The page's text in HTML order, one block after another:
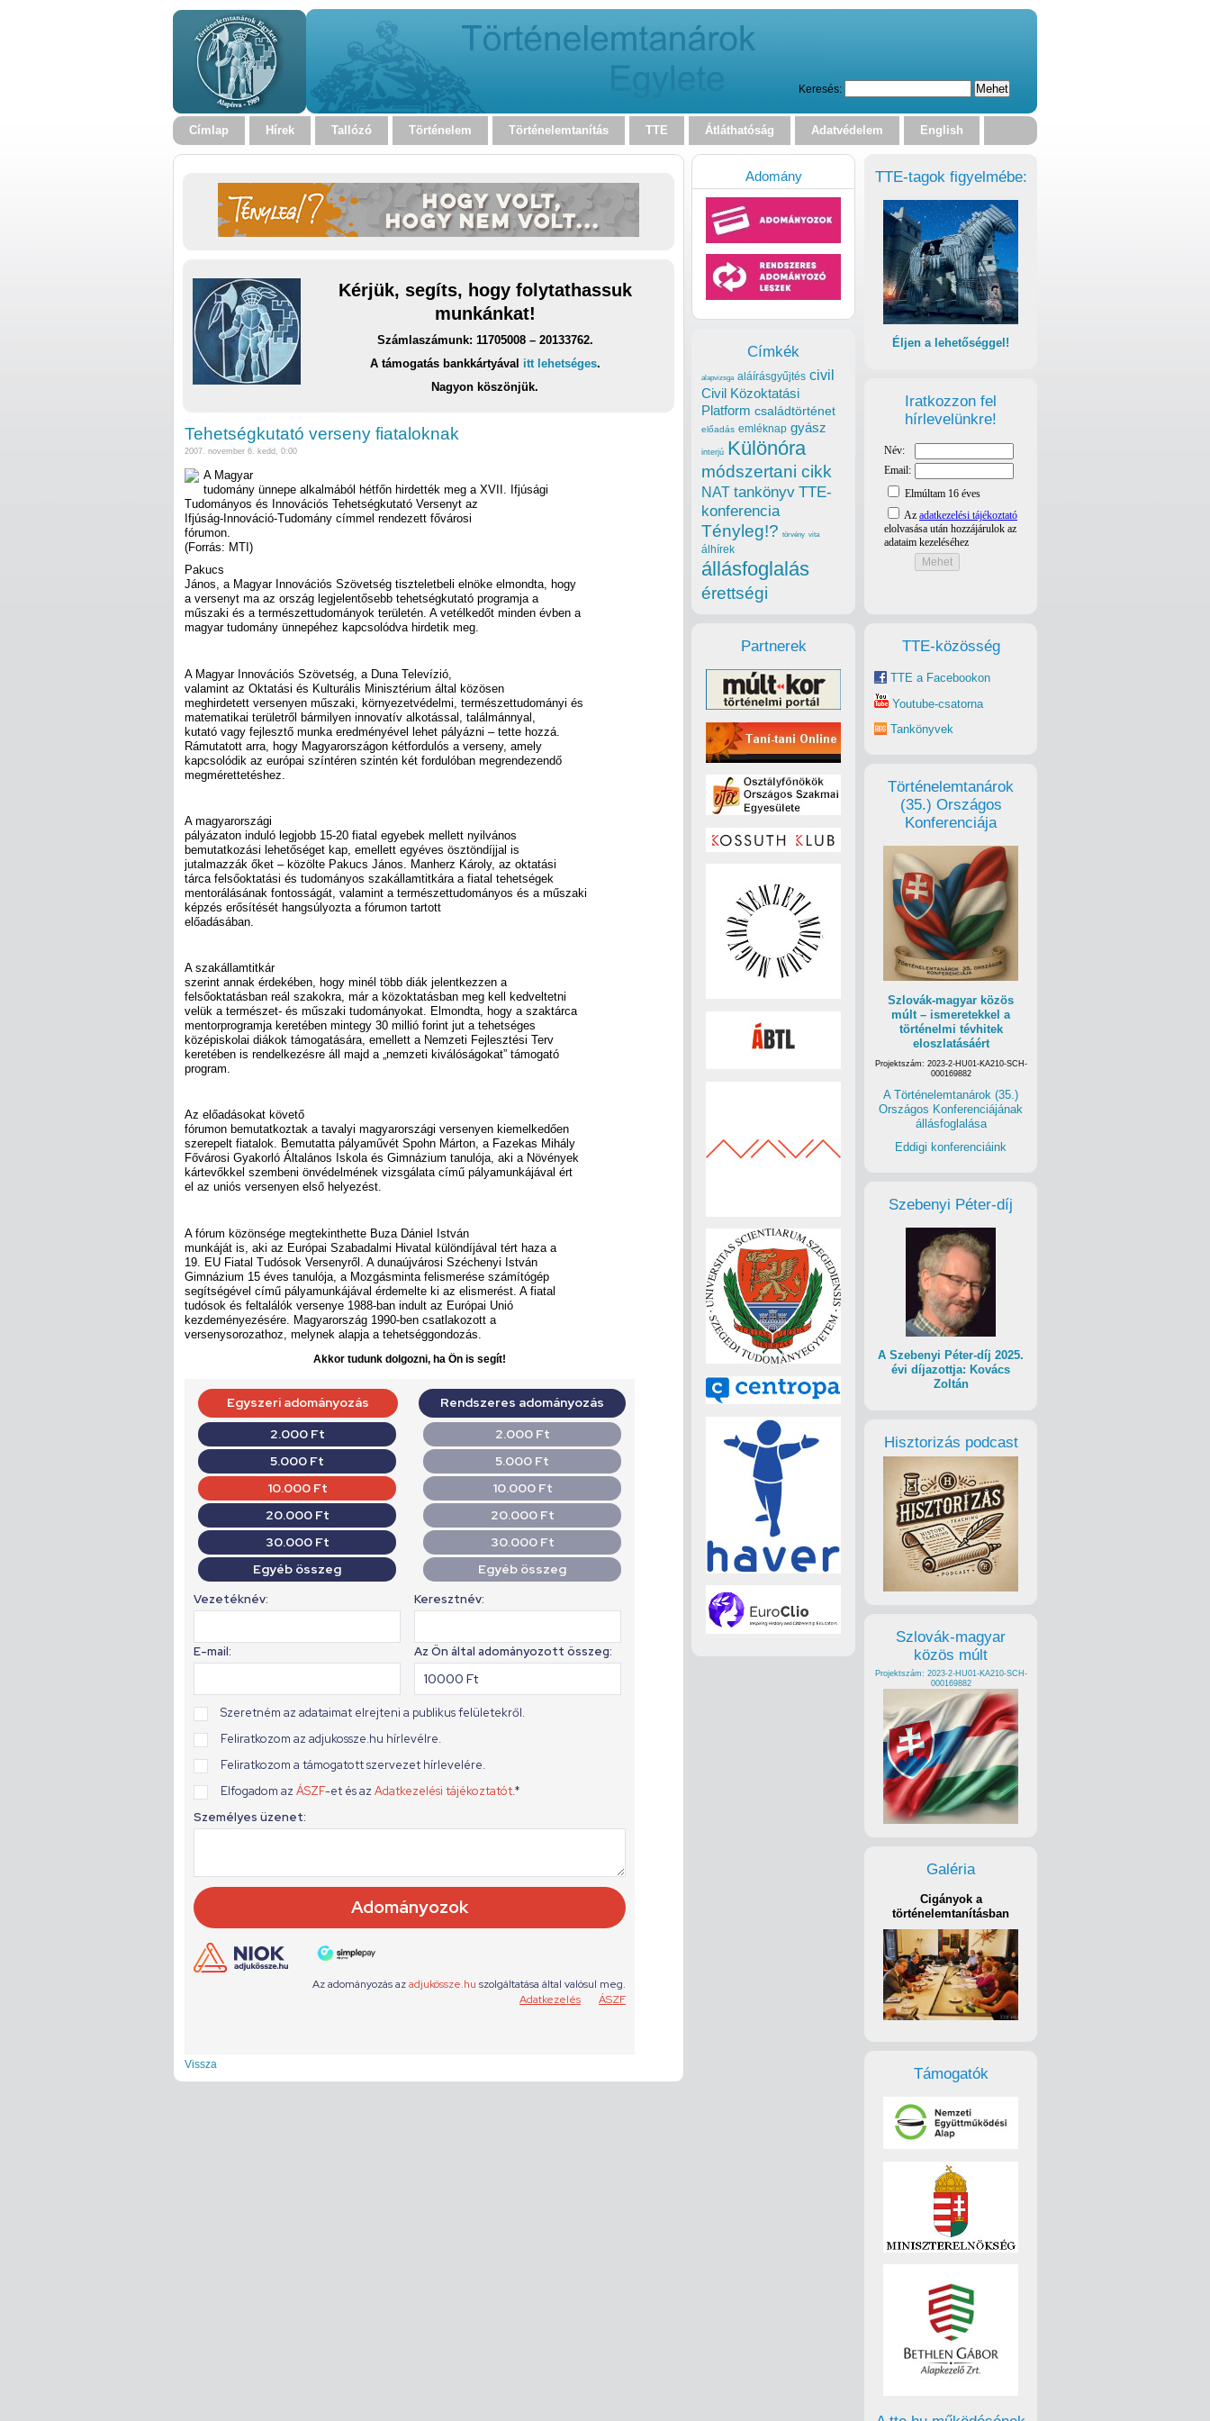
Keresés:
Címlap Hírek Tallózó Történelem Történelemtanítás TTE Átláthatóság Adatvédelem English
Kérjük, segíts, hogy folytathassuk
munkánkat!
Számlaszámunk: 11705008 – 20133762.
A támogatás bankkártyával itt lehetséges.
Nagyon köszönjük.
Tehetségkutató verseny fiataloknak
2007. november 6. kedd, 0:00
A Magyar
tudomány ünnepe alkalmából hétfőn hirdették meg a XVII. Ifjúsági
Tudományos és Innovációs Tehetségkutató Versenyt az
Ifjúság-Innováció-Tudomány címmel rendezett fővárosi
fórumon.
(Forrás: MTI)
Pakucs
János, a Magyar Innovációs Szövetség tiszteletbeli elnöke elmondta, hogy
a versenyt ma az ország legjelentősebb tehetségkutató programja a
műszaki és a természettudományok területén. A vetélkedőt minden évben a
magyar tudomány ünnepéhez kapcsolódva hirdetik meg.
A Magyar Innovációs Szövetség, a Duna Televízió,
valamint az Oktatási és Kulturális Minisztérium által közösen
meghirdetett versenyen műszaki, környezetvédelmi, természettudományi és
matematikai területről bármilyen innovatív alkotással, találmánnyal,
kutató vagy fejlesztő munka eredményével lehet pályázni – tette hozzá.
Rámutatott arra, hogy Magyarországon kétfordulós a verseny, amely
kapcsolódik az európai színtéren szintén két fordulóban megrendezendő
megmérettetéshez.
A magyarországi
pályázaton induló legjobb 15-20 fiatal egyebek mellett nyilvános
bemutatkozási lehetőséget kap, emellett egyéves ösztöndíjjal is
jutalmazzák őket – közölte Pakucs János. Manherz Károly, az oktatási
tárca felsőoktatási és tudományos szakállamtitkára a fiatal tehetségek
mentorálásának fontosságát, valamint a természettudományos és a műszaki
képzés erősítését hangsúlyozta a fórumon tartott
előadásában.
A szakállamtitkár
szerint annak érdekében, hogy minél több diák jelentkezzen a
felsőoktatásban reál szakokra, már a közoktatásban meg kell kedveltetni
velük a természet- és műszaki tudományokat. Elmondta, hogy a szaktárca
mentorprogramja keretében mintegy 30 millió forint jut a tehetséges
középiskolai diákok támogatására, emellett a Nemzeti Fejlesztési Terv
keretében is rendelkezésre áll majd a „nemzeti kiválóságokat” támogató
program.
Az előadásokat követő
fórumon bemutatkoztak a tavalyi magyarországi versenyen kiemelkedően
szerepelt fiatalok. Bemutatta pályaművét Spohn Márton, a Fazekas Mihály
Fővárosi Gyakorló Általános Iskola és Gimnázium tanulója, aki a Növények
kártevőkkel szembeni önvédelmének vizsgálata című pályamunkájával ért
el az uniós versenyen első helyezést.
A fórum közönsége megtekinthette Buza Dániel István
munkáját is, aki az Európai Szabadalmi Hivatal különdíjával tért haza a
19. EU Fiatal Tudósok Versenyről. A dunaújvárosi Széchenyi István
Gimnázium 15 éves tanulója, a Mozgásminta felismerése számítógép
segítségével című pályamunkájával érdemelte ki az elismerést. A fiatal
tudósok és feltalálók versenye 1988-ban indult az Európai Unió
kezdeményezésére. Magyarország 1990-ben csatlakozott a
versenysorozathoz, melynek alapja a tehetséggondozás.
Akkor tudunk dolgozni, ha Ön is segít!
Vissza
TTE-tagok figyelmébe:
Éljen a lehetőséggel!
Iratkozzon fel
hírlevelünkre!
TTE-közösség
TTE a Facebookon
Youtube-csatorna
Tankönyvek
Történelemtanárok
(35.) Országos
Konferenciája
Szlovák-magyar közös
múlt – ismeretekkel a
történelmi tévhitek
eloszlatásáért
Projektszám: 2023-2-HU01-KA210-SCH-
000169882
A Történelemtanárok (35.)
Országos Konferenciájának
állásfoglalása
Eddigi konferenciáink
Szebenyi Péter-díj
A Szebenyi Péter-díj 2025.
évi díjazottja: Kovács
Zoltán
Hisztorizás podcast
Szlovák-magyar
közös múlt
Projektszám: 2023-2-HU01-KA210-SCH-
000169882
Galéria
Cigányok a
történelemtanításban
Támogatók
Adomány
Címkék
alapvizsga aláírásgyűjtés civil
Civil Közoktatási
Platform családtörténet
előadás emléknap gyász
interjú Különóra
módszertani cikk
NAT tankönyv TTE-
konferencia
Tényleg!? törvény vita
álhírek
állásfoglalás
érettségi
Partnerek